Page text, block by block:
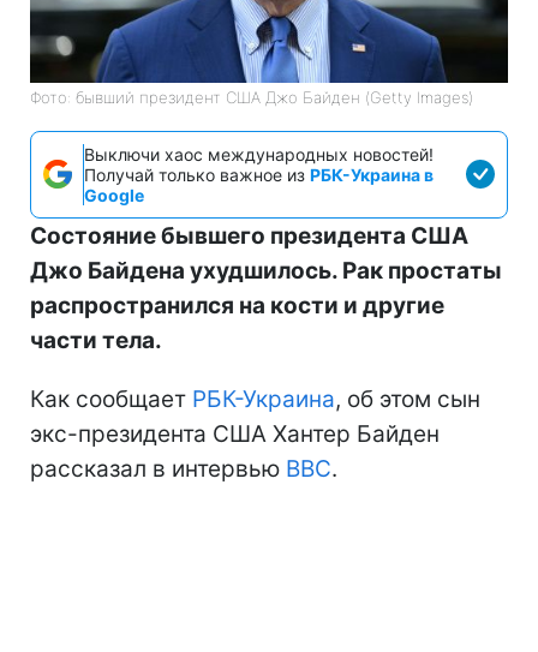
Фото: бывший президент США Джо Байден (Getty Images)
Выключи хаос международных новостей!
Получай только важное из РБК-Украина в
Google
Состояние бывшего президента США
Джо Байдена ухудшилось. Рак простаты
распространился на кости и другие
части тела.
Как сообщает РБК-Украина, об этом сын
экс-президента США Хантер Байден
рассказал в интервью BBC.